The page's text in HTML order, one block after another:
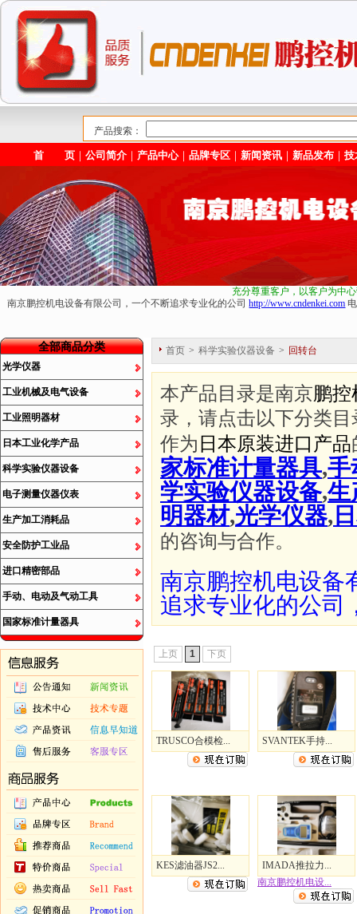
产品搜索：
首 页 ｜公司简介 ｜ 产品中心｜品牌专区 ｜新闻资讯 ｜新品发布 ｜技
充分尊重客户，以客户为中
南京鹏控机电设备有限公司，一个不断追求专业化的公司http://www.cndenkei.com
全部商品分类
光学仪器
工业机械及电气设备
工业照明器材
日本工业化学产品
科学实验仪器设备
电子测量仪器仪表
生产加工消耗品
安全防护工业品
进口精密部品
手动、电动及气动工具
国家标准计量器具
首页 > 科学实验仪器设备 > 回转台
本产品目录是南京鹏
录，请点击以下分类
作为 日本原装进口产品
家标准计量器具,手
学实验仪器设备,生
明器材,光学仪器,
的咨询与合作。
南京鹏控机电设备
追求专业化的公司
上页 1 下页
TRUSCO合模检... SVANTEK手持...
KES滤油器JS2...
IMADA推拉力...
南京鹏控机电设...